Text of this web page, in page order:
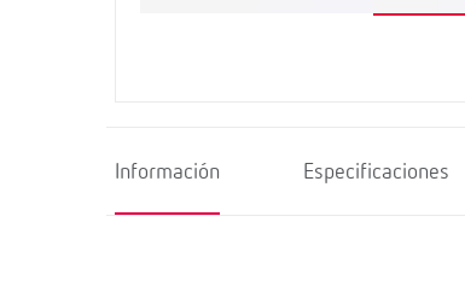
Información Especificaciones